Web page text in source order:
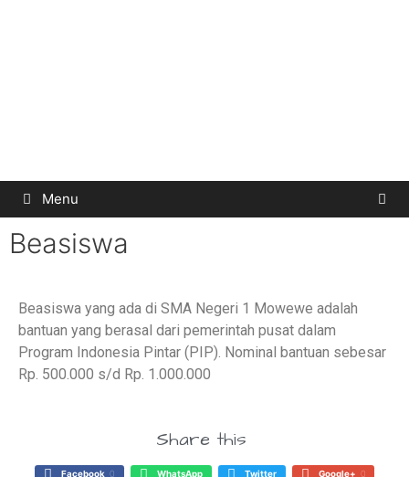
Menu
Beasiswa
Beasiswa yang ada di SMA Negeri 1 Mowewe adalah
bantuan yang berasal dari pemerintah pusat dalam
Program Indonesia Pintar (PIP). Nominal bantuan sebesar
Rp. 500.000 s/d Rp. 1.000.000
Share this
Facebook 0 WhatsApp Twitter Google+ 0